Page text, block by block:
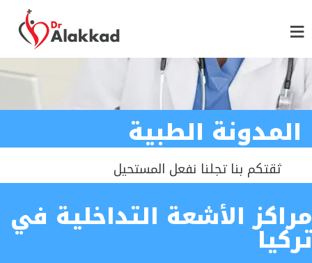
المدونة الطبية
ثقتكم بنا تجلنا نفعل المستحيل
مراكز الأشعة التداخلية في
تركيا